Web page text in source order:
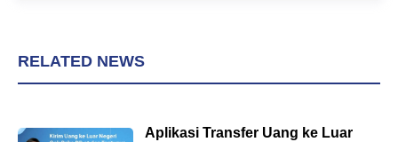
RELATED NEWS
Aplikasi Transfer Uang ke Luar